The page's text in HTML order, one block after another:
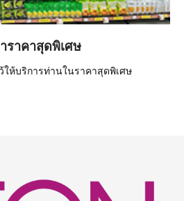
ราคาสุดพิเศษ
ห้บริการท่านในราคาสุดพิเศษ